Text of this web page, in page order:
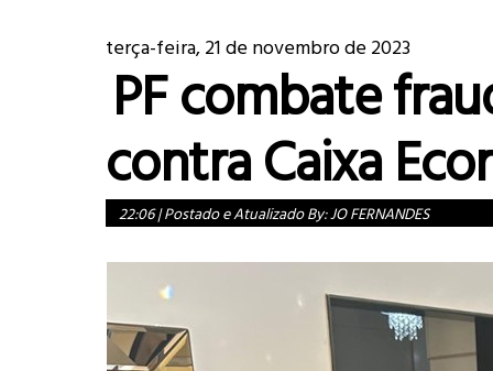
terça-feira, 21 de novembro de 2023
PF combate
contra Caixa
22:06|Postado e Atualizado By:JO FERNANDES